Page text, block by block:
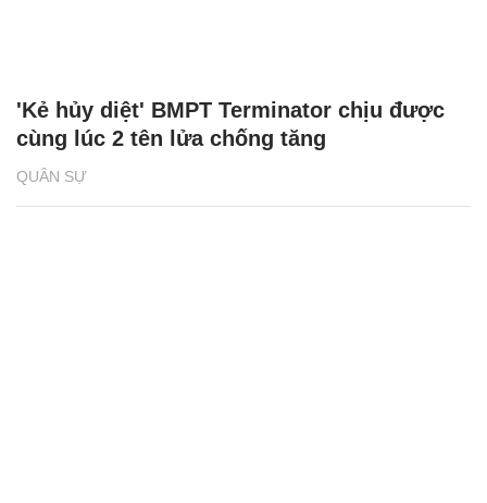
QUÂN SỰ
'Kẻ hủy diệt' BMPT Terminator chịu được
cùng lúc 2 tên lửa chống tăng